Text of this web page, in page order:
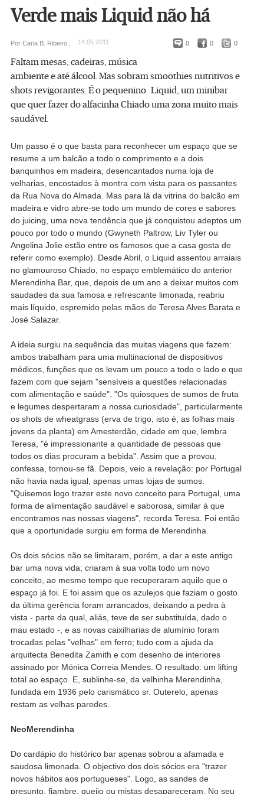
Verde mais Liquid não há
0 0 0
Por Carla B. Ribeiro , 14.05.2011
Faltam mesas, cadeiras, música
ambiente e até álcool. Mas sobram smoothies nutritivos e
shots revigorantes. É o pequenino Liquid, um minibar
que quer fazer do alfacinha Chiado uma zona muito mais
saudável.
Um passo é o que basta para reconhecer um espaço que se
resume a um balcão a todo o comprimento e a dois
banquinhos em madeira, desencantados numa loja de
velharias, encostados à montra com vista para os passantes
da Rua Nova do Almada. Mas para lá da vitrina do balcão em
madeira e vidro abre-se todo um mundo de cores e sabores
do juicing, uma nova tendência que já conquistou adeptos um
pouco por todo o mundo (Gwyneth Paltrow, Liv Tyler ou
Angelina Jolie estão entre os famosos que a casa gosta de
referir como exemplo). Desde Abril, o Liquid assentou arraiais
no glamouroso Chiado, no espaço emblemático do anterior
Merendinha Bar, que, depois de um ano a deixar muitos com
saudades da sua famosa e refrescante limonada, reabriu
mais líquido, espremido pelas mãos de Teresa Alves Barata e
José Salazar.
A ideia surgiu na sequência das muitas viagens que fazem:
ambos trabalham para uma multinacional de dispositivos
médicos, funções que os levam um pouco a todo o lado e que
fazem com que sejam "sensíveis a questões relacionadas
com alimentação e saúde". "Os quiosques de sumos de fruta
e legumes despertaram a nossa curiosidade", particularmente
os shots de wheatgrass (erva de trigo, isto é, as folhas mais
jovens da planta) em Amesterdão, cidade em que, lembra
Teresa, "é impressionante a quantidade de pessoas que
todos os dias procuram a bebida". Assim que a provou,
confessa, tornou-se fã. Depois, veio a revelação: por Portugal
não havia nada igual, apenas umas lojas de sumos.
"Quisemos logo trazer este novo conceito para Portugal, uma
forma de alimentação saudável e saborosa, similar à que
encontramos nas nossas viagens", recorda Teresa. Foi então
que a oportunidade surgiu em forma de Merendinha.
Os dois sócios não se limitaram, porém, a dar a este antigo
bar uma nova vida; criaram à sua volta todo um novo
conceito, ao mesmo tempo que recuperaram aquilo que o
espaço já foi. E foi assim que os azulejos que faziam o gosto
da última gerência foram arrancados, deixando a pedra à
vista - parte da qual, aliás, teve de ser substituída, dado o
mau estado -, e as novas caixilharias de alumínio foram
trocadas pelas "velhas" em ferro; tudo com a ajuda da
arquitecta Benedita Zamith e com desenho de interiores
assinado por Mónica Correia Mendes. O resultado: um lifting
total ao espaço. E, sublinhe-se, da velhinha Merendinha,
fundada em 1936 pelo carismático sr. Outerelo, apenas
restam as velhas paredes.
NeoMerendinha
Do cardápio do histórico bar apenas sobrou a afamada e
saudosa limonada. O objectivo dos dois sócios era "trazer
novos hábitos aos portugueses". Logo, as sandes de
presunto, fiambre, queijo ou mistas desapareceram. No seu